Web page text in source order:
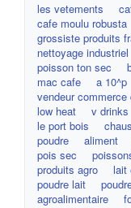
les vetements
cafe moulu robusta
grossiste produits
nettoyage industriel
poisson ton sec
mac cafe
a 10^p
vendeur commerce
low heat
v drinks
le port bois
poudre
aliment
pois sec
produits agro
lait
poudre lait
agroalimentaire